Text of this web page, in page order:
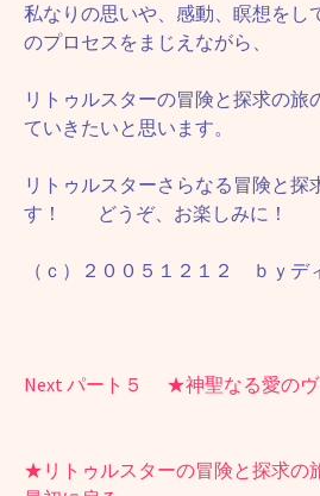
私なりの思いや、感動、瞑想をし
のプロセスをまじえながら、
リトゥルスターの冒険と探求の旅
ていきたいと思います。
リトゥルスターさらなる冒険と探
す！ どうぞ、お楽しみに！
（ｃ）２００５１２１２ ｂｙデ
Next パート５ ★神聖なる愛のヴ
★リトゥルスターの冒険と探求の